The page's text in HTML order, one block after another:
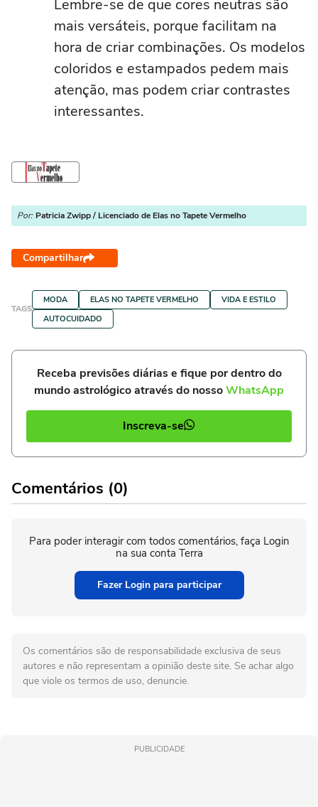
Lembre-se de que cores neutras são
mais versáteis, porque facilitam na
hora de criar combinações. Os modelos
coloridos e estampados pedem mais
atenção, mas podem criar contrastes
interessantes.
Por: Patricia Zwipp / Licenciado de Elas no Tapete Vermelho
Compartilhar
TAGS
MODA ELAS NO TAPETE VERMELHO
VIDA E ESTILO
AUTOCUIDADO
Receba previsões diárias e fique por dentro do
mundo astrológico através do nossoWhatsApp
Inscreva-se
Comentários (0)
Para poder interagir com todos comentários, faça Login
na sua conta Terra
Fazer Login para participar
Os comentários são de responsabilidade exclusiva de seus
autores e não representam a opinião deste site. Se achar algo
que viole os termos de uso, denuncie.
PUBLICIDADE